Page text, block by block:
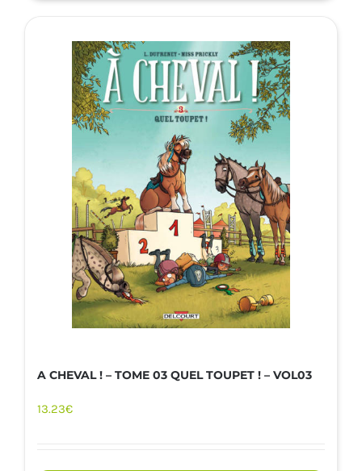
A CHEVAL ! – TOME 03 QUEL TOUPET ! – VOL03
13.23€